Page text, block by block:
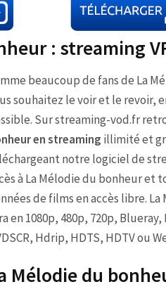
: streaming
beaucoup de fans de La
souhaitez le voir et le revoir,
Sur streaming-vod.fr
en streaming illimité et
notre logiciel de
à La Mélodie du bonheur et
de films en accès libre.
en 1080p, 480p, 720p, Blueray,
Hdrip, HDTS, HDTV ou
Mélodie du